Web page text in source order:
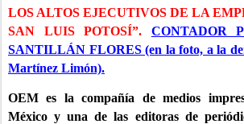
LOS ALTOS EJECUTIVOS DE LA
SAN LUIS POTOSÍ”. CONTADOR
SANTILLÁN FLORES (en la foto, a la
Martínez Limón).
OEM es la compañía de medios
México y una de las editoras de